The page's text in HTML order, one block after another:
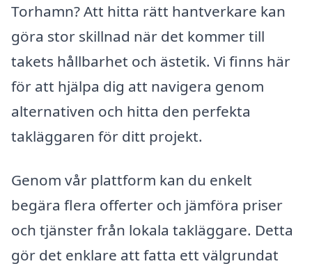
Torhamn? Att hitta rätt hantverkare kan
göra stor skillnad när det kommer till
takets hållbarhet och ästetik. Vi finns här
för att hjälpa dig att navigera genom
alternativen och hitta den perfekta
takläggaren för ditt projekt.
Genom vår plattform kan du enkelt
begära flera offerter och jämföra priser
och tjänster från lokala takläggare. Detta
gör det enklare att fatta ett välgrundat